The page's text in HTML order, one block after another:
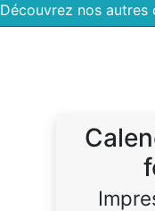
Découvrez nos autres